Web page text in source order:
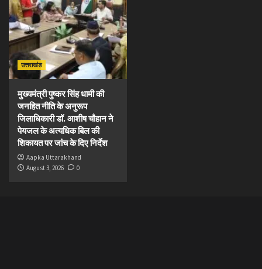
उत्तराखंड
मुख्यमंत्री पुष्कर सिंह धामी की
जनहित नीति के अनुरूप
जिलाधिकारी डॉ. आशीष चौहान ने
पेयजल के अत्यधिक बिल की
शिकायत पर जांच के दिए निर्देश
Aapka Uttarakhand
August 3, 2026
0